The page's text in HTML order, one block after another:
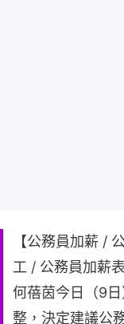
【公務員加薪 /
工 / 公務員加薪
何蓓茵今日（9
整，決定建議公